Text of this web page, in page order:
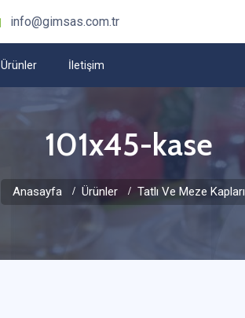
info@gimsas.com.tr
Ürünler İletişim
101x45-kase
Anasayfa Ürünler Tatlı Ve Meze Kapları